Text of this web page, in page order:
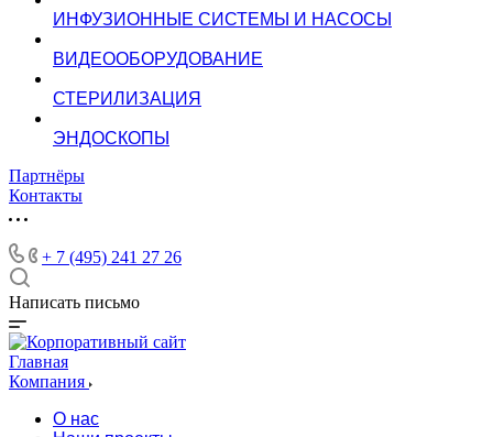
ИНФУЗИОННЫЕ СИСТЕМЫ И НАСОСЫ
ВИДЕООБОРУДОВАНИЕ
СТЕРИЛИЗАЦИЯ
ЭНДОСКОПЫ
Партнёры
Контакты
+ 7 (495) 241 27 26
Написать письмо
Главная
Компания
О нас